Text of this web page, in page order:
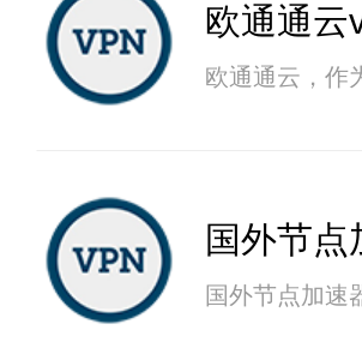
欧通通云
欧通通云，作
国外节点
国外节点加速